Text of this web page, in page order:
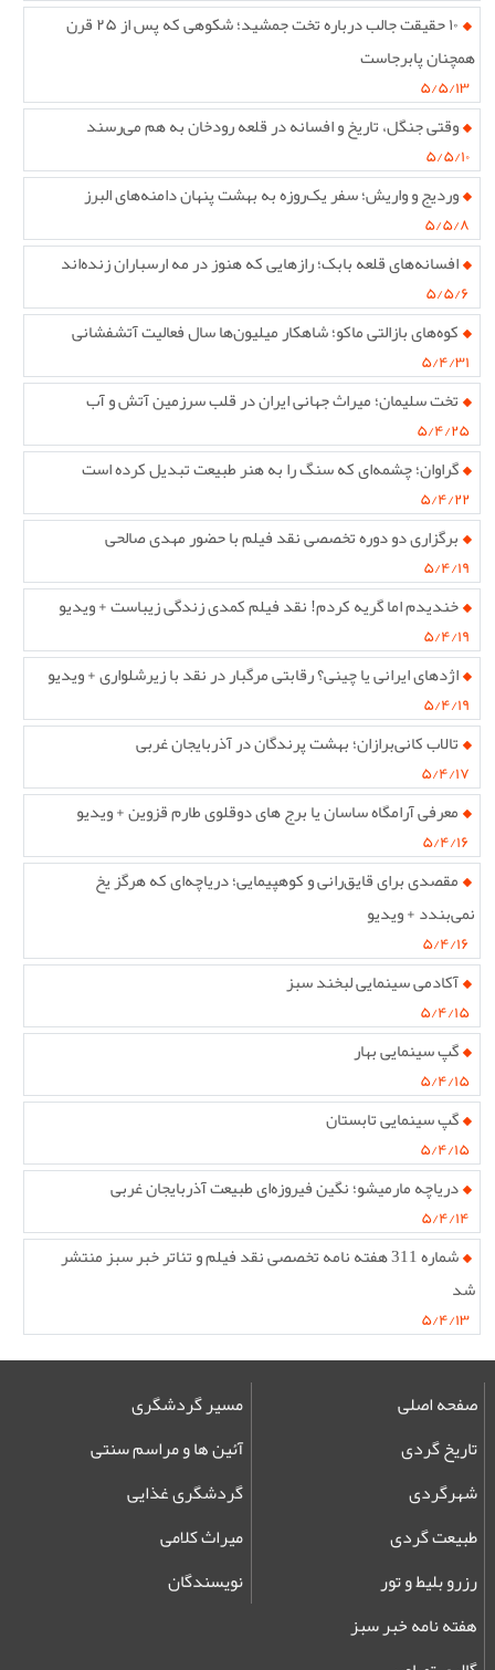
۱۰ حقیقت جالب درباره تخت جمشید؛ شکوهی که پس از ۲۵ قرن
همچنان پابرجاست
۵/۵/۱۳
وقتی جنگل، تاریخ و افسانه در قلعه رودخان به هم می‌رسند
۵/۵/۱۰
وردیج و واریش؛ سفر یک‌روزه به بهشت پنهان دامنه‌های البرز
۵/۵/۸
افسانه‌های قلعه بابک؛ رازهایی که هنوز در مه ارسباران زنده‌اند
۵/۵/۶
کوه‌های بازالتی ماکو؛ شاهکار میلیون‌ها سال فعالیت آتشفشانی
۵/۴/۳۱
تخت سلیمان؛ میراث جهانی ایران در قلب سرزمین آتش و آب
۵/۴/۲۵
گراوان؛ چشمه‌ای که سنگ را به هنر طبیعت تبدیل کرده است
۵/۴/۲۲
برگزاری دو دوره تخصصی نقد فیلم با حضور مهدی صالحی
۵/۴/۱۹
خندیدم اما گریه کردم! نقد فیلم کمدی زندگی زیباست + ویدیو
۵/۴/۱۹
اژدهای ایرانی یا چینی؟ رقابتی مرگبار در نقد با زیرشلواری + ویدیو
۵/۴/۱۹
تالاب کانی‌برازان؛ بهشت پرندگان در آذربایجان غربی
۵/۴/۱۷
معرفی آرامگاه ساسان یا برج های دوقلوی طارم قزوین + ویدیو
۵/۴/۱۶
مقصدی برای قایق‌رانی و کوهپیمایی؛ دریاچه‌ای که هرگز یخ
نمی‌بندد + ویدیو
۵/۴/۱۶
آکادمی سینمایی لبخند سبز
۵/۴/۱۵
گپ سینمایی بهار
۵/۴/۱۵
گپ سینمایی تابستان
۵/۴/۱۵
دریاچه مارمیشو؛ نگین فیروزه‌ای طبیعت آذربایجان غربی
۵/۴/۱۴
شماره 311 هفته نامه تخصصی نقد فیلم و تئاتر خبر سبز منتشر
شد
۵/۴/۱۳
صفحه اصلی
تاریخ گردی
شهرگردی
طبیعت گردی
مسیر گردشگری
آئین ها و مراسم سنتی
گردشگری غذایی
میراث کلامی
رزرو بلیط و تور
هفته نامه خبر سبز
نویسندگان